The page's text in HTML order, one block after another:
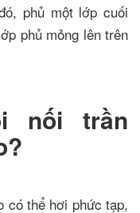
phủ một lớp cuối
phủ mỏng lên trên
nối trần
có thể hơi phức tạp,